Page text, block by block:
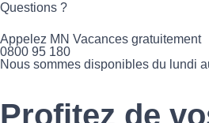
Questions ?
Appelez MN Vacances gratuitement
0800 95 180
Nous sommes disponibles du lundi
Profitez de